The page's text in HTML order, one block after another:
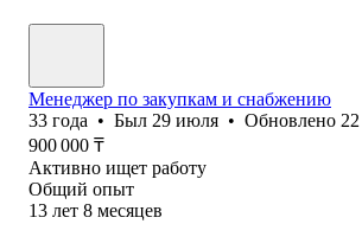
Менеджер по закупкам и снабжению
33 года • Был 29 июля • Обновлено
900 000 ₸
Активно ищет работу
Общий опыт
13 лет 8 месяцев